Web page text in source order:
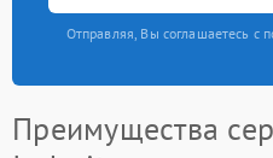
Отправляя, Вы соглашаетесь с
Преимущества